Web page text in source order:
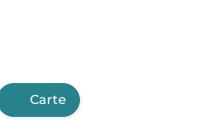
Carte